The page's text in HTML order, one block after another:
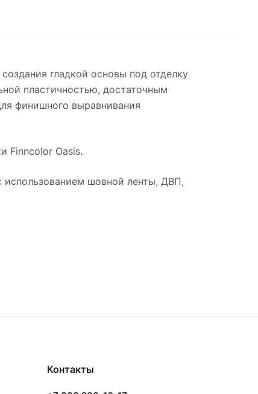
гладкой основы под отделку
пластичностью, достаточным
финишного выравнивания
Finncolor Oasis.
использованием шовной ленты, ДВП,
Контакты